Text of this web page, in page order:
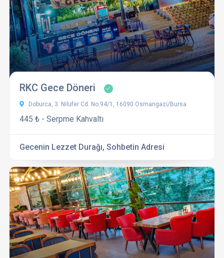
RKC Gece Döneri
Doburca, 3. Nilüfer Cd. No:94/1, 16090 Osmangazi̇/Bursa
445 ₺ - Serpme Kahvaltı
Gecenin Lezzet Durağı, Sohbetin Adresi